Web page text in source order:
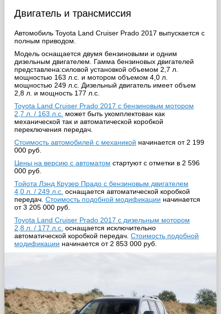
Двигатель и трансмиссия
Автомобиль Toyota Land Cruiser Prado 2017 выпускается с
полным приводом.
Модель оснащается двумя бензиновыми и одним
дизельным двигателем. Гамма бензиновых двигателей
представлена:силовой установкой объемом 2,7 л.
мощностью 163 л.с. и мотором объемом 4,0 л.
мощностью 249 л.с. Дизельный двигатель имеет объем
2,8 л. и мощность 177 л.с.
Toyota Land Cruiser Prado 2017 с бензиновым мотором
2,7 л. / 163 л.с. может быть укомплектован как
механической так и автоматической коробкой
переключения передач.
Стоимость автомобилей с механикой начинается от 2 199
000 руб.
Цены на версию с автоматом стартуют с отметки в 2 596
000 руб.
Тойота Лэнд Крузер Прадо с бензиновым двигателем
4,0 л. / 249 л.с. оснащается автоматической коробкой
передач. Стоимость подобной модификации начинается
от 3 205 000 руб.
Toyota Land Cruiser Prado 2017 с дизельным мотором
2,8 л. / 177 л.с. оснащается исключительно
автоматической коробкой передач. Стоимость подобной
модификации начинается от 2 853 000 руб.